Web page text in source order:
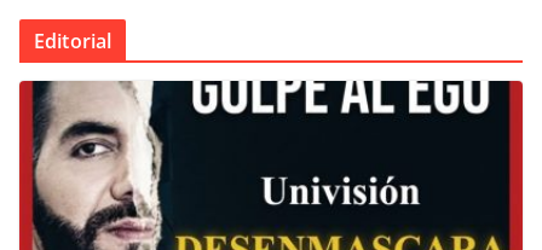
Editorial